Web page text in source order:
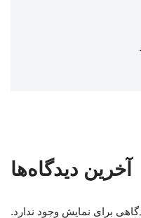
.
آخرین دیدگاه‌ها
برای نمایش وجود ندارد.